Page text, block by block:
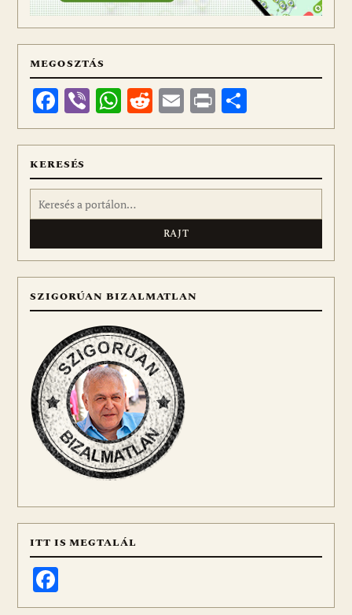
MEGOSZTÁS
Facebook
ViberWhatsApp
Reddit
Email
Print
meg
KERESÉS
Keresés:
SZIGORÚAN BIZALMATLAN
ITT IS MEGTALÁL